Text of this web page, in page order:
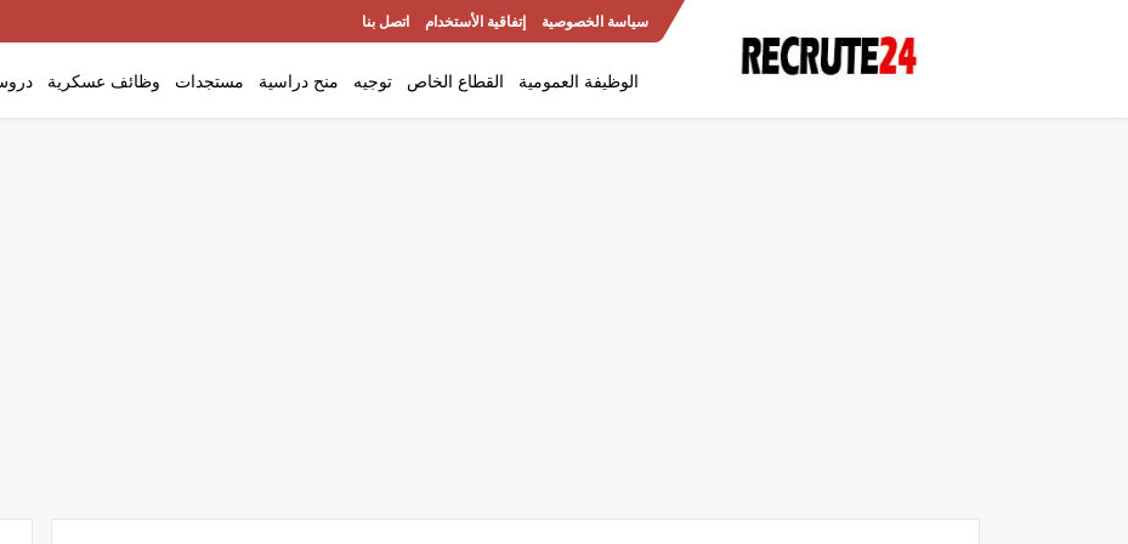
سياسة الخصوصية إتفاقية الأستخدام اتصل بنا
الوظيفة العمومية القطاع الخاص توجيه منح دراسية مستجدات وظائف عسكرية